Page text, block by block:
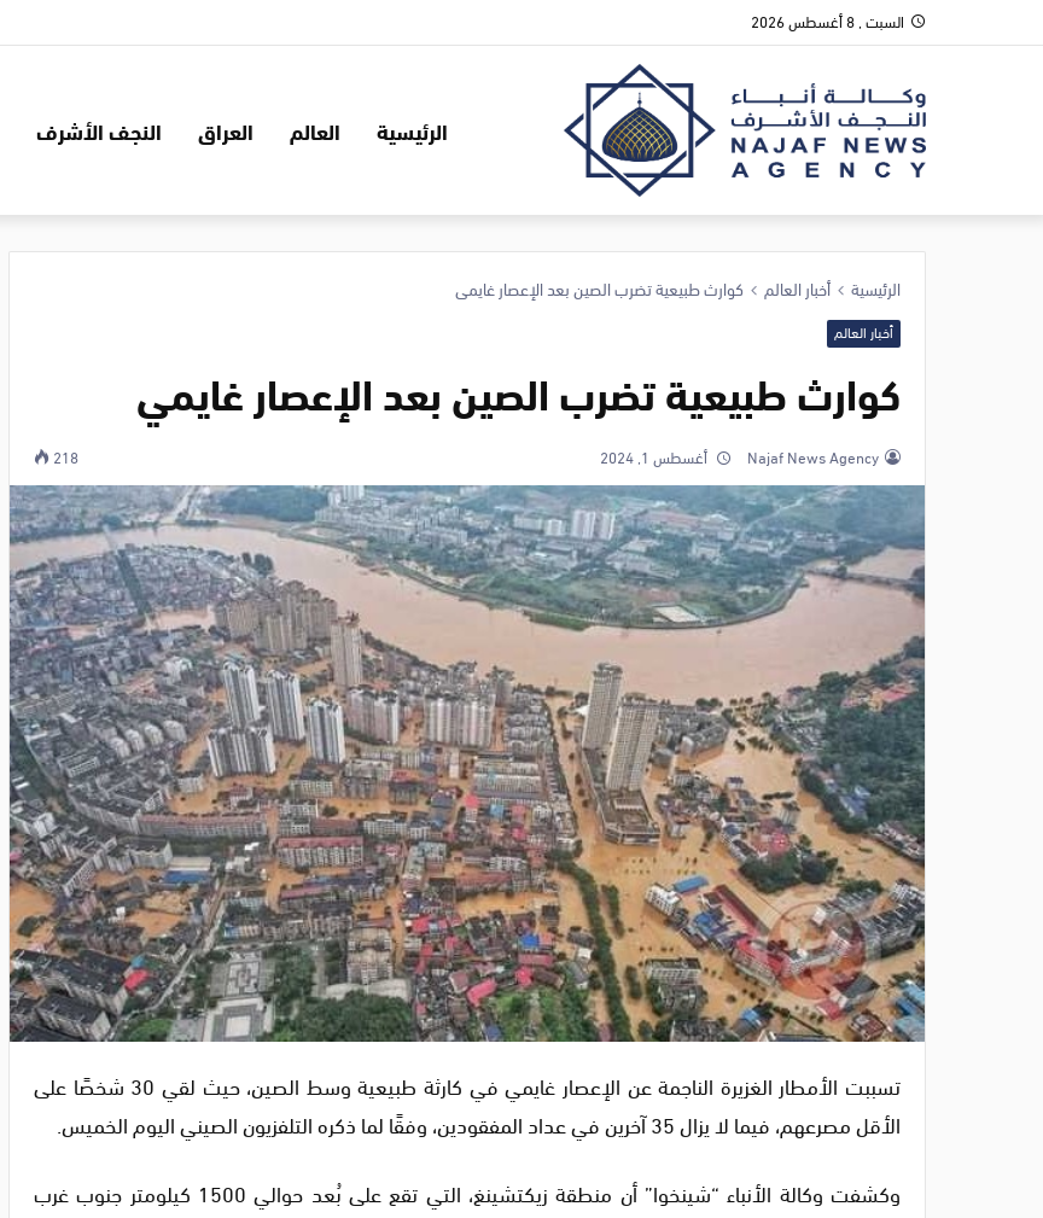
السبت , 8 أغسطس 2026
الرئيسية العالم العراق النجف الأشرف
الرئيسية أخبار العالم كوارث طبيعية تضرب الصين بعد الإعصار غايمي
أخبار العالم
كوارث طبيعية تضرب الصين بعد الإعصار غايمي
Najaf News Agency أغسطس 1, 2024 218
تسببت الأمطار الغزيرة الناجمة عن الإعصار غايمي في كارثة طبيعية وسط الصين، حيث لقي 30 شخصًا على
الأقل مصرعهم، فيما لا يزال 35 آخرين في عداد المفقودين، وفقًا لما ذكره التلفزيون الصيني اليوم الخميس.
وكشفت وكالة الأنباء “شينخوا” أن منطقة زيكتشينغ، التي تقع على بُعد حوالي 1500 كيلومتر جنوب غرب